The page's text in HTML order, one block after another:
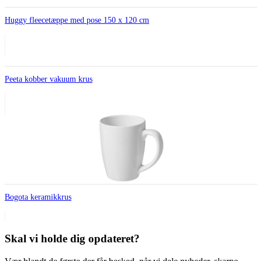
Huggy fleecetæppe med pose 150 x 120 cm
Peeta kobber vakuum krus
Bogota keramikkrus
Skal vi holde dig opdateret?